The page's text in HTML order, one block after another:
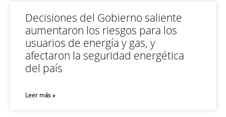
Decisiones del Gobierno saliente
aumentaron los riesgos para los
usuarios de energía y gas, y
afectaron la seguridad energética
del país
Leer más »